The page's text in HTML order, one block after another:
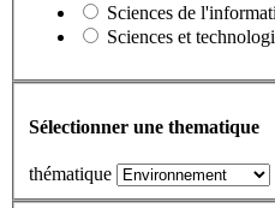
Sciences de
Sciences et
Sélectionner une thematique
thématique